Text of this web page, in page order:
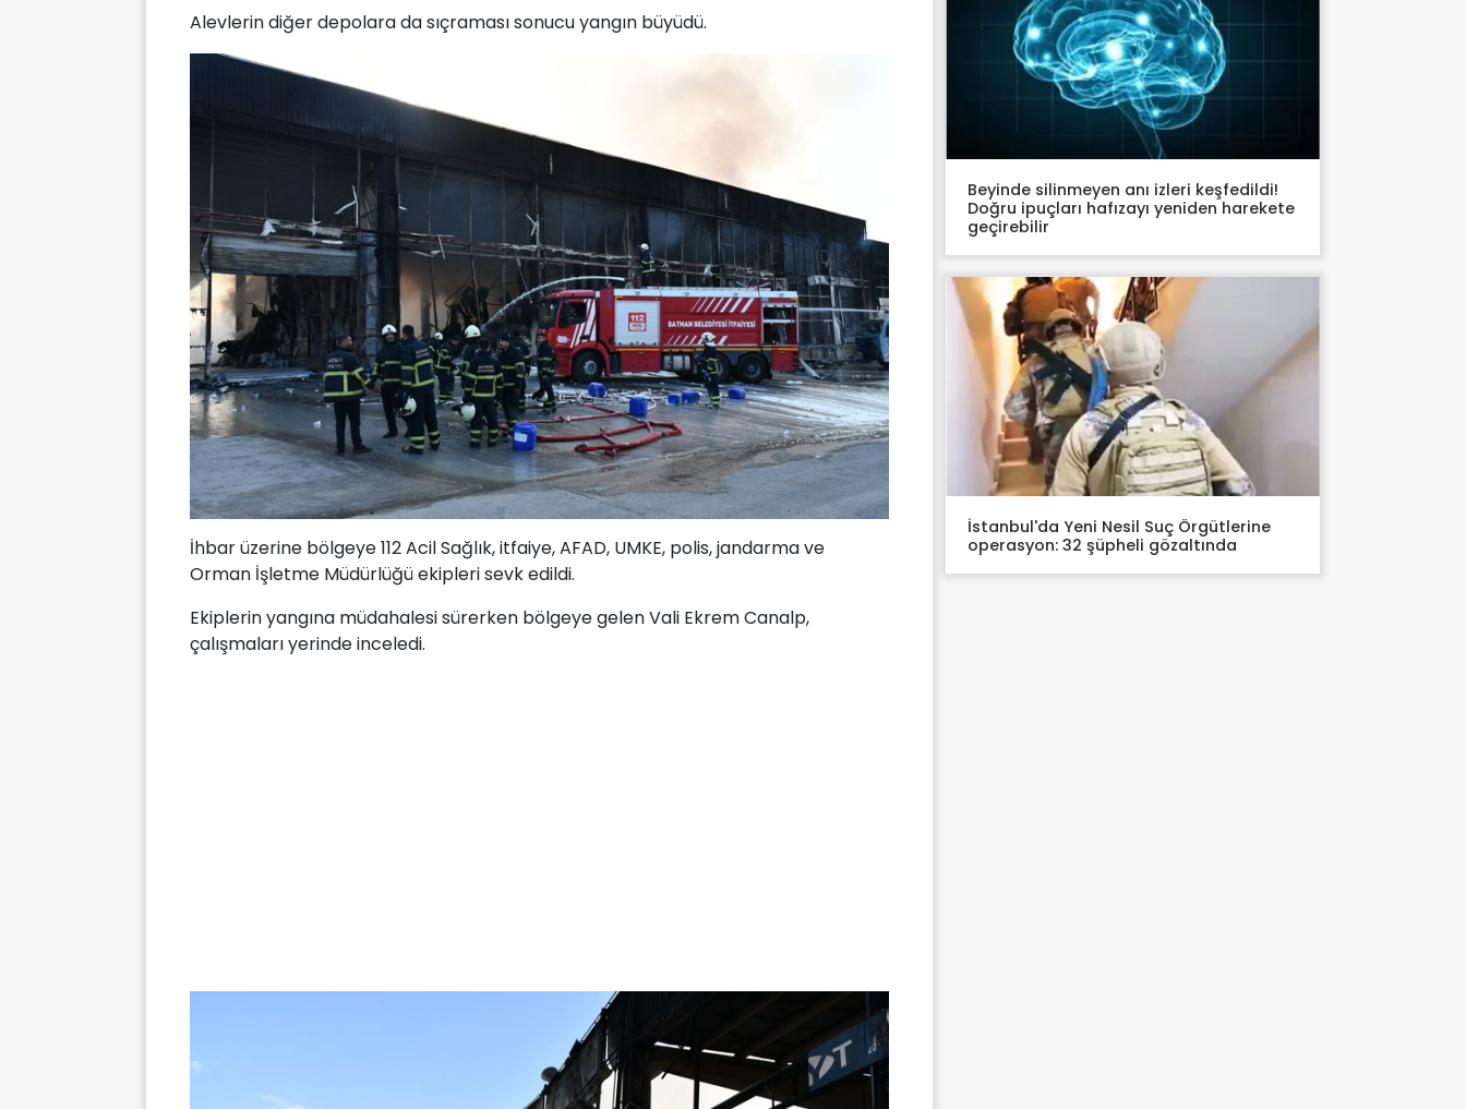
Alevlerin diğer depolara da sıçraması sonucu yangın büyüdü.
İhbar üzerine bölgeye 112 Acil Sağlık, itfaiye, AFAD, UMKE, polis, jandarma ve
Orman İşletme Müdürlüğü ekipleri sevk edildi.
Ekiplerin yangına müdahalesi sürerken bölgeye gelen Vali Ekrem Canalp,
çalışmaları yerinde inceledi.
Beyinde silinmeyen anı izleri keşfedildi!
Doğru ipuçları hafızayı yeniden harekete
geçirebilir
İstanbul'da Yeni Nesil Suç Örgütlerine
operasyon: 32 şüpheli gözaltında